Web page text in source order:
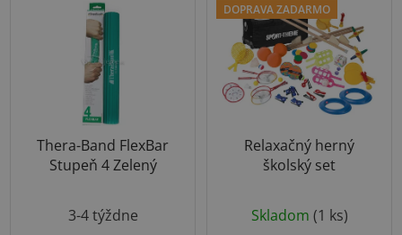
Thera-Band FlexBar
Stupeň 4 Zelený
hodnotenie
3-4 týždne
DOPRAVA ZADARMO
Relaxačný herný
školský set
Skladom (1 ks)